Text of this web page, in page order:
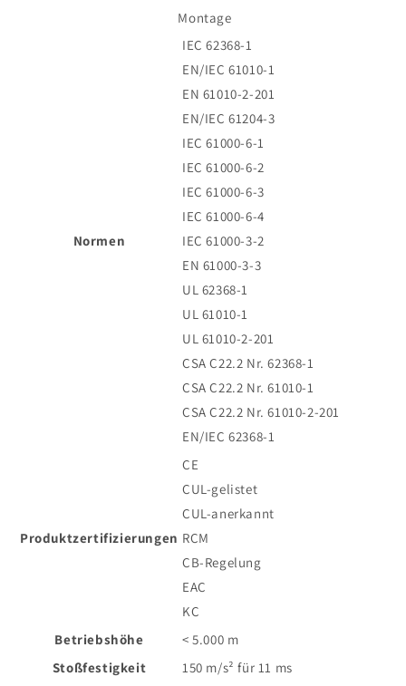
Montage
Normen
IEC 62368-1
EN/IEC 61010-1
EN 61010-2-201
EN/IEC 61204-3
IEC 61000-6-1
IEC 61000-6-2
IEC 61000-6-3
IEC 61000-6-4
IEC 61000-3-2
EN 61000-3-3
UL 62368-1
UL 61010-1
UL 61010-2-201
CSA C22.2 Nr. 62368-1
CSA C22.2 Nr. 61010-1
CSA C22.2 Nr. 61010-2-201
EN/IEC 62368-1
Produktzertifizierungen
CE
CUL-gelistet
CUL-anerkannt
RCM
CB-Regelung
EAC
KC
Betriebshöhe
< 5.000 m
Stoßfestigkeit
150 m/s² für 11 ms